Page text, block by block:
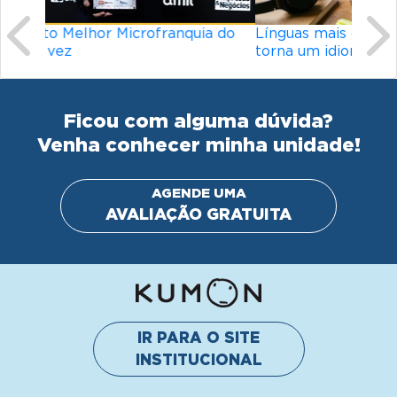
Línguas mais difíceis do mundo: o que
torna um idioma desafiador?
Ficou com alguma dúvida?
Venha conhecer minha unidade!
AGENDE UMA
AVALIAÇÃO GRATUITA
IR PARA O SITE
INSTITUCIONAL